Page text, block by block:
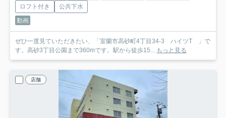
ロフト付き
公共下水
動画
ぜひ一度見ていただきたい、「室蘭市高砂町4丁目34-3 ハイツT 」で
す。高砂3丁目公園まで360mです。駅から徒歩15...
もっと見る
店舗